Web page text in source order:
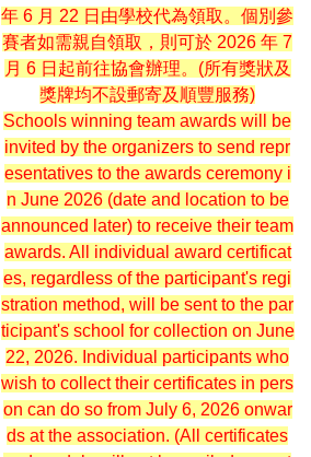
年 6 月 22 日由學校代為領取。個別參
賽者如需親自領取，則可於 2026 年 7
月 6 日起前往協會辦理。(所有獎狀及
獎牌均不設郵寄及順豐服務)
Schools winning team awards will be
invited by the organizers to send repr
esentatives to the awards ceremony i
n June 2026 (date and location to be
announced later) to receive their team
awards. All individual award certificat
es, regardless of the participant's regi
stration method, will be sent to the par
ticipant's school for collection on June
22, 2026. Individual participants who
wish to collect their certificates in pers
on can do so from July 6, 2026 onwar
ds at the association. (All certificates